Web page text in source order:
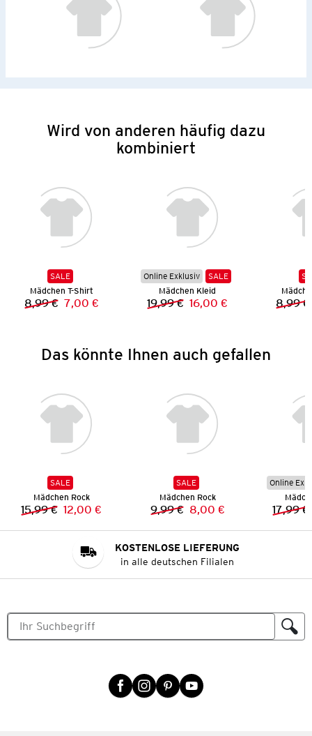
Wird von anderen häufig dazu
kombiniert
SALE
Mädchen T-Shirt
Vorheriger Preis:
8,99 € Neuer Preis:
7,00 €
Online Exklusiv
SALE
Mädchen Kleid
Vorheriger Preis:
19,99 € Neuer Preis:
16,00 € 8,99 €
Das könnte Ihnen auch gefallen
SALE
Mädchen Rock
Vorheriger Preis:
15,99 € Neuer Preis:
12,00 €
SALE
Mädchen Rock
Vorheriger Preis:
9,99 € Neuer Preis:
8,00 €
Online
17,99 €
KOSTENLOSE LIEFERUNG
in alle deutschen Filialen